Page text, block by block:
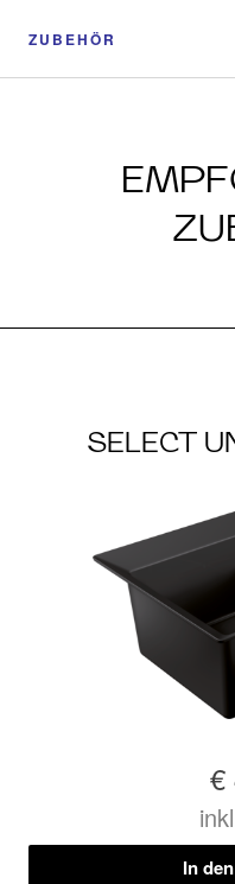
ZUBEHÖR
SELECT
€
In